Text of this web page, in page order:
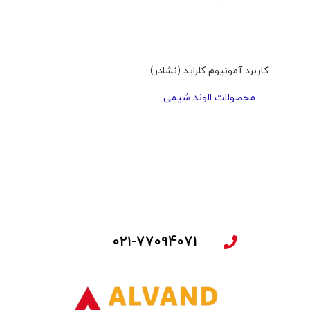
کاربرد آمونیوم کلراید (نشادر)
محصولات الوند شیمی
021-77094071